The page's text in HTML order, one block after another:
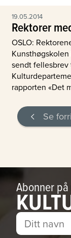
19.05.2014
Rektorer
OSLO:
sendt
rapporten «Det
Se
Abonner